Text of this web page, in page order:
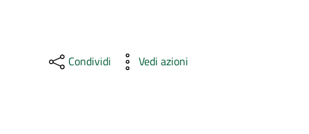
Condividi Vedi azioni